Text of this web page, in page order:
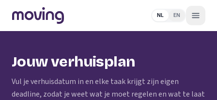
NL EN
Jouw verhuisplan
Vul je verhuisdatum in en elke taak krijgt zijn eigen
deadline, zodat je weet wat je moet regelen en wat te laat